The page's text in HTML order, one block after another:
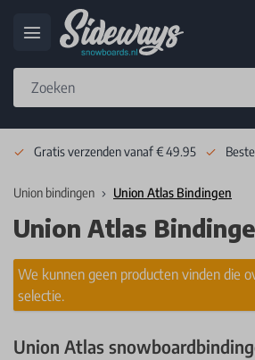
Gratis verzenden vanaf € 49.95
Union bindingen Union Atlas Bindingen
Union Atlas
We kunnen geen producten vinden die
selectie.
Union Atlas